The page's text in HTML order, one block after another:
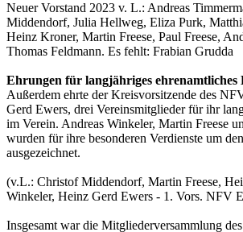
Neuer Vorstand 2023 v. L.: Andreas
Middendorf, Julia Hellweg, Eliza Purk,
Heinz Kroner, Martin Freese, Paul Freese,
Thomas Feldmann. Es fehlt: Frabian Grudda
Ehrungen für langjähriges ehrenamtliches
Außerdem ehrte der Kreisvorsitzende des
Gerd Ewers, drei Vereinsmitglieder für ihr
im Verein. Andreas Winkeler, Martin Freese
wurden für ihre besonderen Verdienste um
ausgezeichnet.
(v.L.: Christof Middendorf, Martin Freese,
Winkeler, Heinz Gerd Ewers - 1. Vors. NFV
Insgesamt war die Mitgliederversammlung